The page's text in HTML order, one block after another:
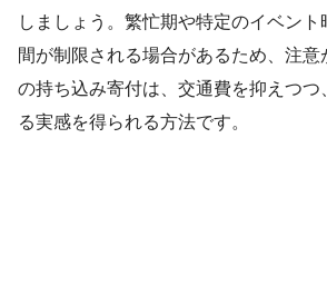
しましょう。繁忙期や特定のイベン
間が制限される場合があるため、注
の持ち込み寄付は、交通費を抑えつつ
る実感を得られる方法です。